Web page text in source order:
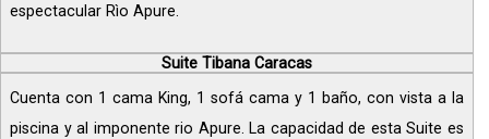
espectacular Rìo Apure.
Suite Tibana Caracas
Cuenta con 1 cama King, 1 sofá cama y 1 baño, con vista a la
piscina y al imponente rio Apure. La capacidad de esta Suite es